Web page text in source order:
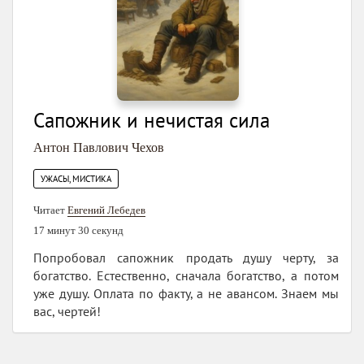
Сапожник и нечистая сила
Антон Павлович Чехов
УЖАСЫ, МИСТИКА
Читает Евгений Лебедев
17 минут 30 секунд
Попробовал сапожник продать душу черту, за
богатство. Естественно, сначала богатство, а потом
уже душу. Оплата по факту, а не авансом. Знаем мы
вас, чертей!